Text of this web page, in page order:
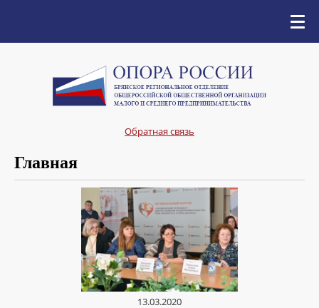
Обратная связь
Главная
13.03.2020